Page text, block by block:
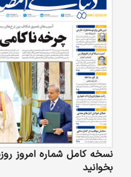
نسخه کامل شماره امروز
بخوانید